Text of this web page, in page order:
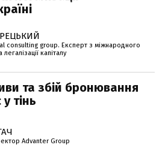
consulting group. Експерт з міжнародного
капіталу
та збій бронювання
тінь
Advanter Group